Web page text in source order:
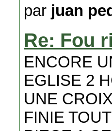
par juan
Re: Fou
ENCORE
EGLISE 2
UNE
FINIE